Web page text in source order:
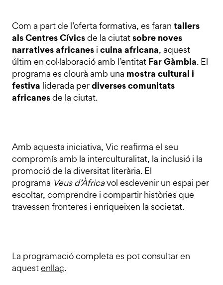
Com a part de l’oferta formativa, es faran tallers
als Centres Cívicsde la ciutatsobre noves
narratives africanes i cuina africana, aquest
últim en col·laboració amb l’entitat Far Gàmbia. El
programa es clourà amb una mostra cultural i
festiva liderada perdiverses comunitats
africanesde la ciutat.
Amb aquesta iniciativa, Vic reafirma el seu
compromís amb la interculturalitat, la inclusió i la
promoció de la diversitat literària. El
programa Veus d’Àfricavol esdevenir un espai per
escoltar, comprendre i compartir històries que
travessen fronteres i enriqueixen la societat.
La programació completa es pot consultar en
aquestenllaç.